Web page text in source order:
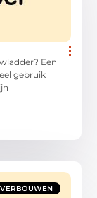
Een
gebruik
VERBOUWEN